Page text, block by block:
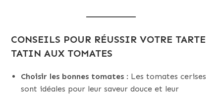
CONSEILS POUR RÉUSSIR VOTRE TARTE
TATIN AUX TOMATES
Choisir les bonnes tomates : Les tomates cerises
sont idéales pour leur saveur douce et leur